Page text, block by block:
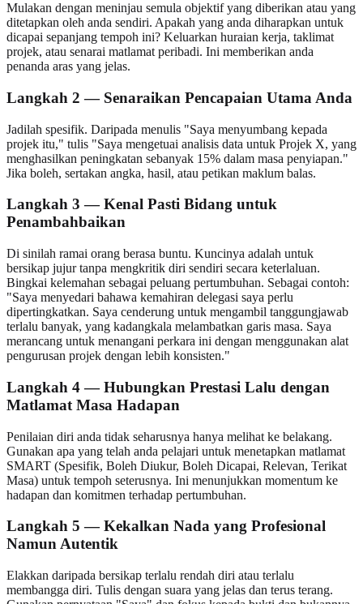
Mulakan dengan meninjau semula objektif yang diberikan atau yang
ditetapkan oleh anda sendiri. Apakah yang anda diharapkan untuk
dicapai sepanjang tempoh ini? Keluarkan huraian kerja, taklimat
projek, atau senarai matlamat peribadi. Ini memberikan anda
penanda aras yang jelas.
Langkah 2 — Senaraikan Pencapaian Utama Anda
Jadilah spesifik. Daripada menulis "Saya menyumbang kepada
projek itu," tulis "Saya mengetuai analisis data untuk Projek X, yang
menghasilkan peningkatan sebanyak 15% dalam masa penyiapan."
Jika boleh, sertakan angka, hasil, atau petikan maklum balas.
Langkah 3 — Kenal Pasti Bidang untuk
Penambahbaikan
Di sinilah ramai orang berasa buntu. Kuncinya adalah untuk
bersikap jujur tanpa mengkritik diri sendiri secara keterlaluan.
Bingkai kelemahan sebagai peluang pertumbuhan. Sebagai contoh:
"Saya menyedari bahawa kemahiran delegasi saya perlu
dipertingkatkan. Saya cenderung untuk mengambil tanggungjawab
terlalu banyak, yang kadangkala melambatkan garis masa. Saya
merancang untuk menangani perkara ini dengan menggunakan alat
pengurusan projek dengan lebih konsisten."
Langkah 4 — Hubungkan Prestasi Lalu dengan
Matlamat Masa Hadapan
Penilaian diri anda tidak seharusnya hanya melihat ke belakang.
Gunakan apa yang telah anda pelajari untuk menetapkan matlamat
SMART (Spesifik, Boleh Diukur, Boleh Dicapai, Relevan, Terikat
Masa) untuk tempoh seterusnya. Ini menunjukkan momentum ke
hadapan dan komitmen terhadap pertumbuhan.
Langkah 5 — Kekalkan Nada yang Profesional
Namun Autentik
Elakkan daripada bersikap terlalu rendah diri atau terlalu
membangga diri. Tulis dengan suara yang jelas dan terus terang.